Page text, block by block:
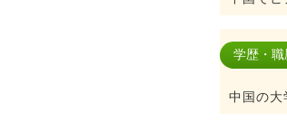
学歴・
中国の大